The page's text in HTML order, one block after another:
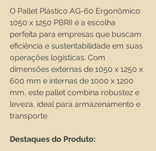
O Pallet Plástico AG-60 Ergonômico
1050 x 1250 PBRII é a escolha
perfeita para empresas que buscam
eficiência e sustentabilidade em suas
operações logísticas. Com
dimensões externas de 1050 x 1250 x
600 mm e internas de 1000 x 1200
mm, este pallet combina robustez e
leveza, ideal para armazenamento e
transporte.
Destaques do Produto: